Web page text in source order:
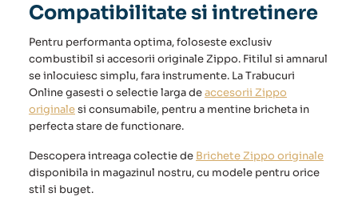
Compatibilitate si intretinere
Pentru performanta optima, foloseste exclusiv
combustibil si accesorii originale Zippo. Fitilul si amnarul
se inlocuiesc simplu, fara instrumente. La Trabucuri
Online gasesti o selectie larga deaccesorii Zippo
originalesi consumabile, pentru a mentine bricheta in
perfecta stare de functionare.
Descopera intreaga colectie de Brichete Zippo originale
disponibila in magazinul nostru, cu modele pentru orice
stil si buget.